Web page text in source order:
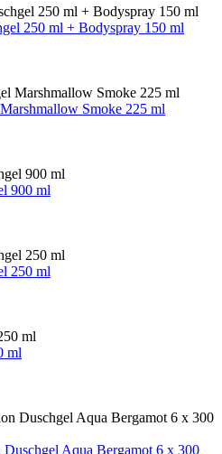
250 ml + Bodyspray 150 ml
Smoke 225 ml
900 ml
250 ml
ml
Aqua Bergamot 6 x 300